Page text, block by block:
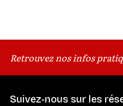
Retrouvez nos infos
Suivez-nous sur les